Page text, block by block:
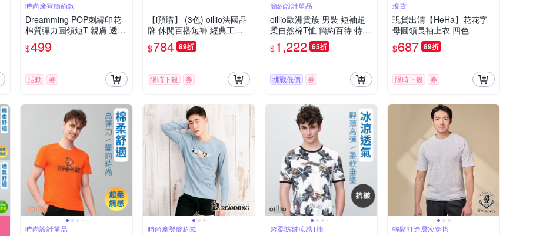
時尚摩登簡約款
Dreamming POP刺繡印花
棉質彈力圓領短T 親膚 透
氣-共二色
$499
活動 券
【i預購】 (3色) oillio法國品
牌 休閒百搭短褲 經典工裝
短褲 大口袋
$784 89折
限時下殺 券
簡約設計單品
oillio歐洲貴族 男裝 短袖超
柔自然棉T恤 簡約百待 特色
印花 設計經典 黑色 法國品
牌
$1,222 65折
挑戰低價 券
現貨
現貨出清【HeHa】花花字
母圓領長袖上衣 四色
$687 89折
限時下殺 券
時尚設計單品 時尚摩登簡約款 超柔防皺涼感T恤 輕鬆打造層次穿搭